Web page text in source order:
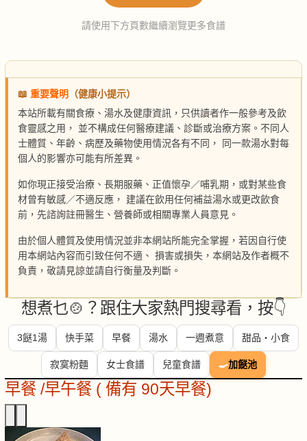
請使用下方頁數繼續瀏覽更多食譜
📖 重要聲明
（健康小提示）
本站所載有關食療、湯水及健康資訊，只供讀者作一般參考及飲
食靈感之用， 並不構成任何醫療建議、診斷或治療方案。不同人
士體質、年齡、病歷及藥物使用情況各有不同， 同一款湯水對每
個人的影響亦可能有所差異。
如你現正接受治療、長期服藥、正值懷孕／哺乳期，或對某些食
材曾有敏感／不適反應， 建議在飲用任何補益湯水或更改飲食
前，先諮詢註冊醫生、營養師或相關專業人員意見。
由於個人體質及使用情況並非本網站所能完全掌握，若因自行使
用本網站內容而引致任何不適、 損害或損失，本網站及作者概不
負責，敬請見諒並請自行衡量及判斷。
想煮乜🍲？跟住大家熱門搜尋看，按👇
3餸1湯 快手菜 早餐 湯水 一週煮意 甜品・小食
寂寞粉麵 女士食譜 兒童食譜 🍳加餸池
早餐 /早午餐 ( 備有 90天早餐)